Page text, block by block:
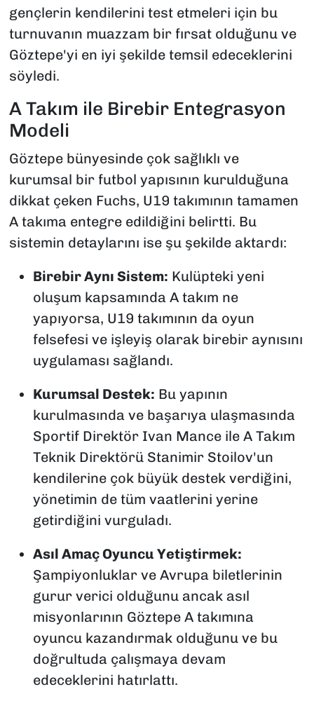
gençlerin kendilerini test etmeleri için bu
turnuvanın muazzam bir fırsat olduğunu ve
Göztepe'yi en iyi şekilde temsil edeceklerini
söyledi.
A Takım ile Birebir Entegrasyon
Modeli
Göztepe bünyesinde çok sağlıklı ve
kurumsal bir futbol yapısının kurulduğuna
dikkat çeken Fuchs, U19 takımının tamamen
A takıma entegre edildiğini belirtti. Bu
sistemin detaylarını ise şu şekilde aktardı:
Birebir Aynı Sistem: Kulüpteki yeni
oluşum kapsamında A takım ne
yapıyorsa, U19 takımının da oyun
felsefesi ve işleyiş olarak birebir aynısını
uygulaması sağlandı.
Kurumsal Destek: Bu yapının
kurulmasında ve başarıya ulaşmasında
Sportif Direktör Ivan Mance ile A Takım
Teknik Direktörü Stanimir Stoilov'un
kendilerine çok büyük destek verdiğini,
yönetimin de tüm vaatlerini yerine
getirdiğini vurguladı.
Asıl Amaç Oyuncu Yetiştirmek:
Şampiyonluklar ve Avrupa biletlerinin
gurur verici olduğunu ancak asıl
misyonlarının Göztepe A takımına
oyuncu kazandırmak olduğunu ve bu
doğrultuda çalışmaya devam
edeceklerini hatırlattı.